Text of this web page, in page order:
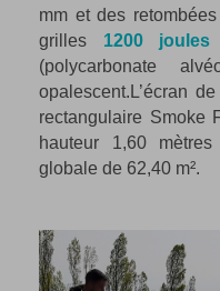
mm et des
grilles 1200 joules
(polycarbonate
opalescent. L’écran
rectangulaire Smoke
hauteur 1,60
globale de 62,40 m².